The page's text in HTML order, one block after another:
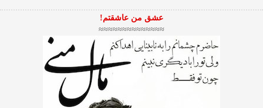
عشق من عاشقتم!
≈≈≈≈≈≈≈≈≈≈≈≈≈≈